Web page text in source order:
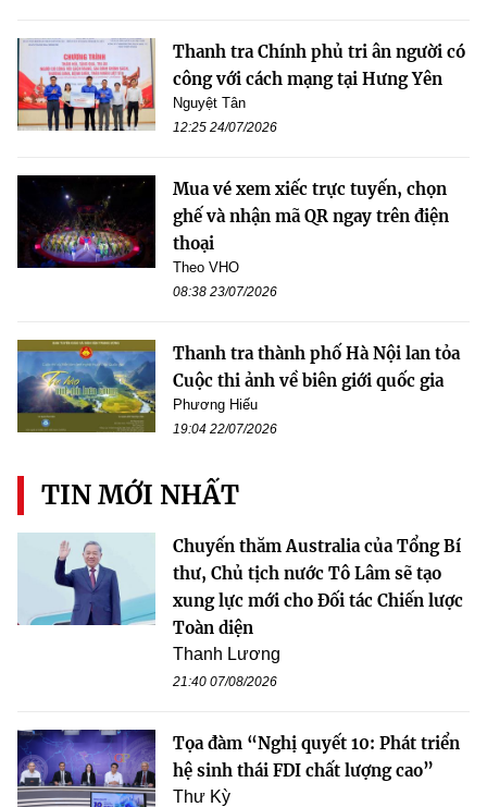
Thanh tra Chính phủ tri ân người có
công với cách mạng tại Hưng Yên
Nguyệt Tân
12:25 24/07/2026
Mua vé xem xiếc trực tuyến, chọn
ghế và nhận mã QR ngay trên điện
thoại
Theo VHO
08:38 23/07/2026
Thanh tra thành phố Hà Nội lan tỏa
Cuộc thi ảnh về biên giới quốc gia
Phương Hiếu
19:04 22/07/2026
TIN MỚI NHẤT
Chuyến thăm Australia của Tổng Bí
thư, Chủ tịch nước Tô Lâm sẽ tạo
xung lực mới cho Đối tác Chiến lược
Toàn diện
Thanh Lương
21:40 07/08/2026
Tọa đàm “Nghị quyết 10: Phát triển
hệ sinh thái FDI chất lượng cao”
Thư Kỳ